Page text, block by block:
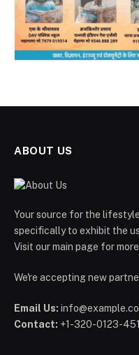
ABOUT US
Your source for the
specifically to exhibit the
Visit our main page for
We're accepting new
Email Us:
Contact: +1-320-0123-451